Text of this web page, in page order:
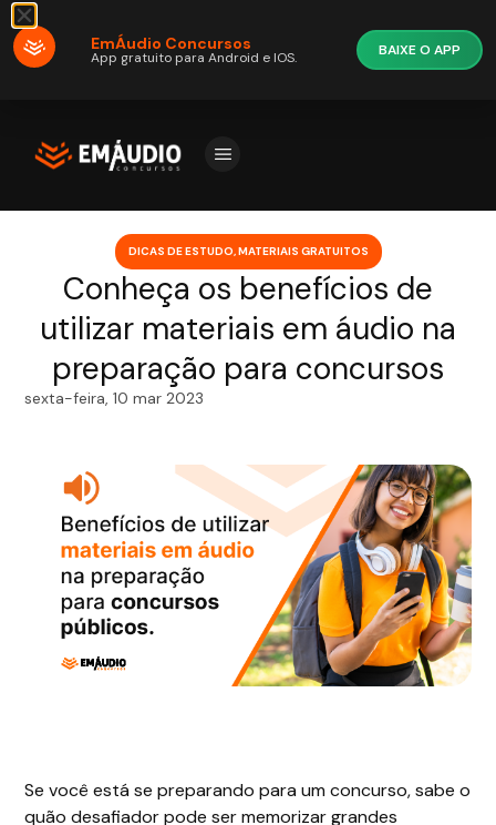
DICAS DE ESTUDO,MATERIAIS GRATUITOS
Conheça os benefícios de
utilizar materiais em áudio na
preparação para concursos
sexta-feira, 10 mar 2023
Se você está se preparando para um concurso, sabe o
quão desafiador pode ser memorizar grandes
EmÁudio Concursos
App gratuito para Android e IOS. BAIXE O APP